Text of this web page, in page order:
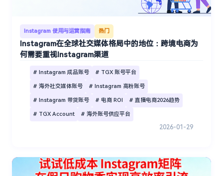
Instagram 使用与运营指南 热门
Instagram在全球社交媒体格局中的地位：跨境电商为
何需要重视Instagram渠道
# Instagram 成品账号 # TGX 账号平台
# 海外社交媒体账号 # Instagram 高粉账号
# Instagram 带货账号 # 电商 ROI # 直播电商2026趋势
# TGX Account # 海外账号供应平台
2026-01-29